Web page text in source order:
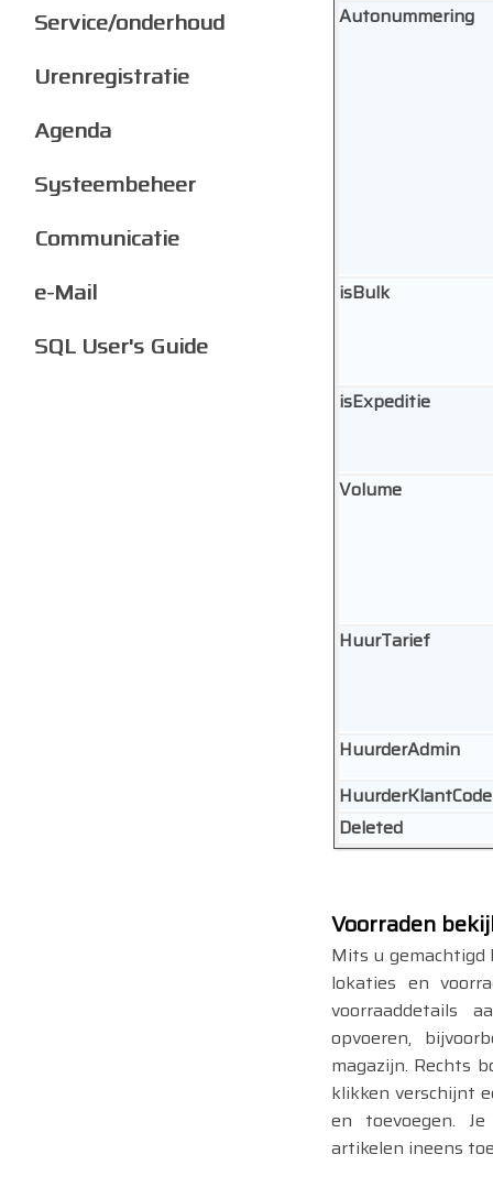
Autonummering
isBulk
isExpeditie
Volume
HuurTarief
HuurderAdmin
HuurderKlantCode
Deleted
Voorraden
Mits u
lokaties en
voorraaddetails
opvoeren,
magazijn. Rechts
klikken verschijnt
en toevoegen.
artikelen ineens
Service/onderhoud
Urenregistratie
Agenda
Systeembeheer
Communicatie
e-Mail
SQL User's Guide